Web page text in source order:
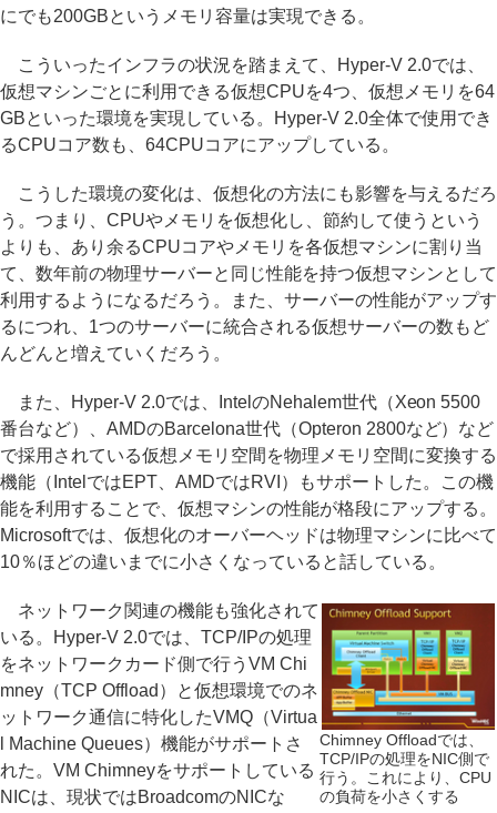
にでも200GBというメモリ容量は実現できる。
こういったインフラの状況を踏まえて、Hyper-V 2.0では、
仮想マシンごとに利用できる仮想CPUを4つ、仮想メモリを64
GBといった環境を実現している。Hyper-V 2.0全体で使用でき
るCPUコア数も、64CPUコアにアップしている。
こうした環境の変化は、仮想化の方法にも影響を与えるだろ
う。つまり、CPUやメモリを仮想化し、節約して使うという
よりも、あり余るCPUコアやメモリを各仮想マシンに割り当
て、数年前の物理サーバーと同じ性能を持つ仮想マシンとして
利用するようになるだろう。また、サーバーの性能がアップす
るにつれ、1つのサーバーに統合される仮想サーバーの数もど
んどんと増えていくだろう。
また、Hyper-V 2.0では、IntelのNehalem世代（Xeon 5500
番台など）、AMDのBarcelona世代（Opteron 2800など）など
で採用されている仮想メモリ空間を物理メモリ空間に変換する
機能（IntelではEPT、AMDではRVI）もサポートした。この機
能を利用することで、仮想マシンの性能が格段にアップする。
Microsoftでは、仮想化のオーバーヘッドは物理マシンに比べて
10％ほどの違いまでに小さくなっていると話している。
Chimney Offloadでは、
TCP/IPの処理をNIC側で
行う。これにより、CPU
の負荷を小さくする
ネットワーク関連の機能も強化されて
いる。Hyper-V 2.0では、TCP/IPの処理
をネットワークカード側で行うVM Chi
mney（TCP Offload）と仮想環境でのネ
ットワーク通信に特化したVMQ（Virtua
l Machine Queues）機能がサポートさ
れた。VM Chimneyをサポートしている
NICは、現状ではBroadcomのNICな